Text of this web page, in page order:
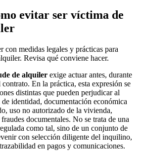
evitar ser víctima de
con medidas legales y prácticas para
Revisa qué conviene hacer.
de alquiler exige actuar antes, durante
En la práctica, esta expresión se
distintas que pueden perjudicar al
identidad, documentación económica
uso no autorizado de la vivienda,
documentales. No se trata de una
como tal, sino de un conjunto de
con selección diligente del inquilino,
en pagos y comunicaciones.